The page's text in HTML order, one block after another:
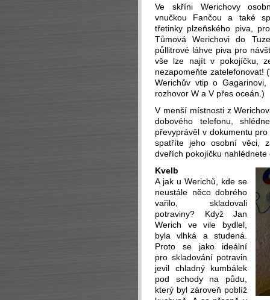
Ve skříni Werichovy
vnučkou Fančou a také
třetinky plzeňského piva,
Tůmová Werichovi do
půllitrové láhve piva pro
vše lze najít v pokojíčku,
nezapomeňte zatelefonovat!
Werichův vtip o
rozhovor W a V přes oceán.)
V menší místnosti z
dobového telefonu,
převyprávěl v dokumentu
spatříte jeho osobní věci,
dveřích pokojíčku nahlédnete
Kvelb
A jak u Werichů, kde se
neustále něco dobrého
vařilo, skladovali
potraviny? Když Jan
Werich ve vile bydlel,
byla vlhká a studená.
Proto se jako ideální
pro skladování potravin
jevil chladný kumbálek
pod schody na půdu,
který byl zároveň poblíž